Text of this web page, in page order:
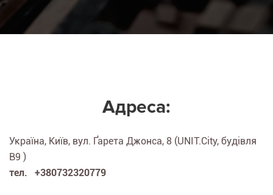
Адреса:
Україна, Київ, вул. Ґарета Джонса, 8 (UNIT.City, будівля
B9 )
тел. +380732320779